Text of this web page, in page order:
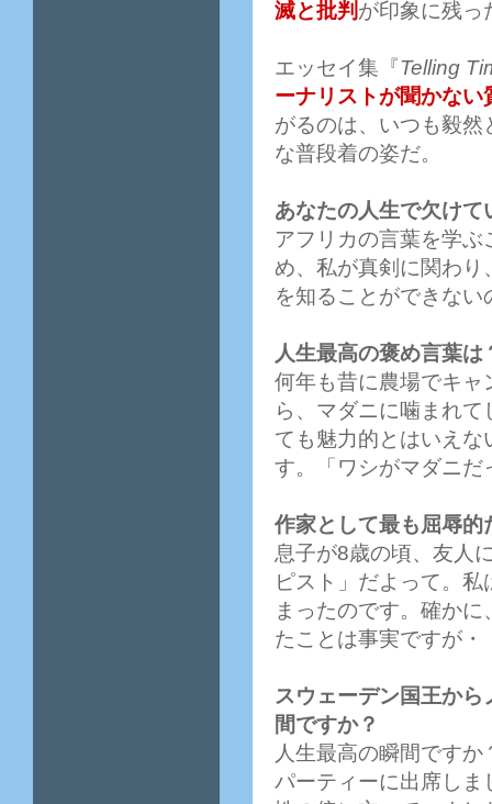
滅と批判 が印象に残っ
エッセイ集『Telling
ーナリストが聞かな
がるのは、いつも毅
な普段着の姿だ。
あなたの人生で欠け
アフリカの言葉を学
め、私が真剣に関わ
を知ることができない
人生最高の褒め言葉は
何年も昔に農場でキャ
ら、マダニに噛まれ
ても魅力的とはいえ
す。「ワシがマダニだ
作家として最も屈辱的
息子が8歳の頃、友人
ピスト」だよって。
まったのです。確か
たことは事実ですが・
スウェーデン国王か
間ですか？
人生最高の瞬間です
パーティーに出席しま